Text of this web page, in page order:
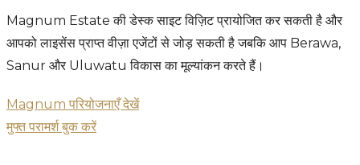
Magnum Estate की डेस्क साइट विज़िट प्रायोजित कर सकती है और
आपको लाइसेंस प्राप्त वीज़ा एजेंटों से जोड़ सकती है जबकि आप Berawa,
Sanur और Uluwatu विकास का मूल्यांकन करते हैं।
Magnum परियोजनाएँ देखें
मुफ्त परामर्श बुक करें